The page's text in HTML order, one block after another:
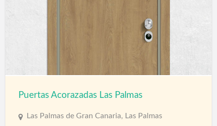
Puertas Acorazadas Las Palmas
Las Palmas de Gran Canaria, Las Palmas